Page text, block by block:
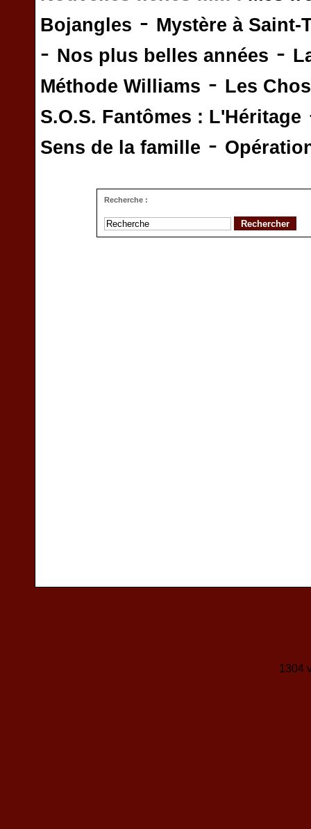
Bojangles - Mystère à Saint-
- Nos plus belles années -
Méthode Williams - Les
S.O.S. Fantômes : L'Héritage
Sens de la famille -
Recherche :
1304